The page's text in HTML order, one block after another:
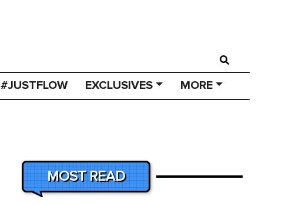
#JUSTFLOW EXCLUSIVES MORE
MOST READ